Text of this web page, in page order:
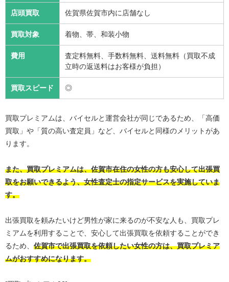
店頭買取 佐賀県佐賀市内に店舗なし
買取対象 着物、帯、和装小物
費用
査定料無料、手数料無料、送料無料（買取不成
立時の返送料はお客様が負担）
買取スピード ◎
買取プレミアムは、バイセルと運営会社が同じであるため、「高価
買取」や「質の高い査定員」など、バイセルと同様のメリットがあ
ります。
また、買取プレミアムは、佐賀市在住の女性の方も安心して出張買
取をお願いできるよう、女性査定士の指定サービスを実施していま
す。
出張買取を頼みたいけど男性が家に来るのが不安な人も、買取プレ
ミアムを利用することで、安心して出張買取を依頼することができ
るため、 佐賀市で出張買取を依頼したい女性の方は、買取プレミア
ムがおすすめになります。